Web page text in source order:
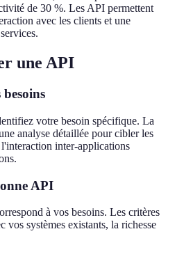
de 30 %. Les API permettent
avec les clients et une
une API
votre besoin spécifique. La
analyse détaillée pour cibler les
inter-applications
API
à vos besoins. Les critères
systèmes existants, la richesse